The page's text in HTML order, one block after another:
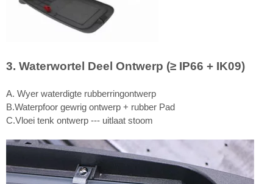
3. Waterwortel Deel Ontwerp (≥ IP66 + IK09)
A. Wyer waterdigte rubberringontwerp
B.Waterpfoor gewrig ontwerp + rubber Pad
C.Vloei tenk ontwerp --- uitlaat stoom